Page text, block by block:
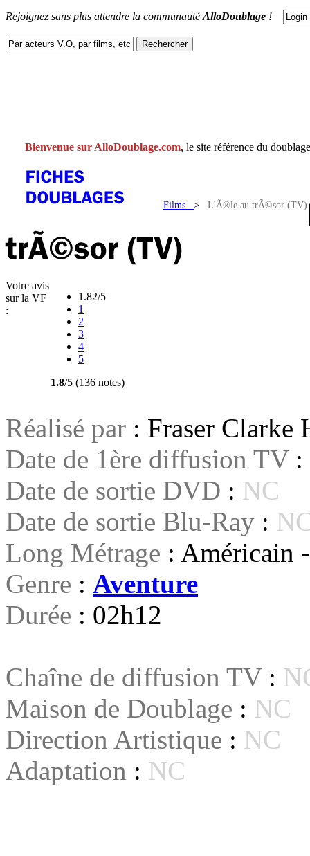
Rejoignez sans plus attendre la communautéAlloDoublage !
Bienvenue sur AlloDoublage.com, le site référence du
Films > L'Ã®le au trÃ©sor (TV)
Votre avis
sur la VF
:
1.82/5
1
2
3
4
5
1.8/5 (136 notes)
Réalisé par : Fraser Clarke
Date de 1ère diffusion TV :
Date de sortie DVD : NC
Date de sortie Blu-Ray :
Long Métrage : Américain
Genre : Aventure
Durée : 02h12
Chaîne de diffusion TV:
Maison de Doublage : NC
Direction Artistique : NC
Adaptation : NC